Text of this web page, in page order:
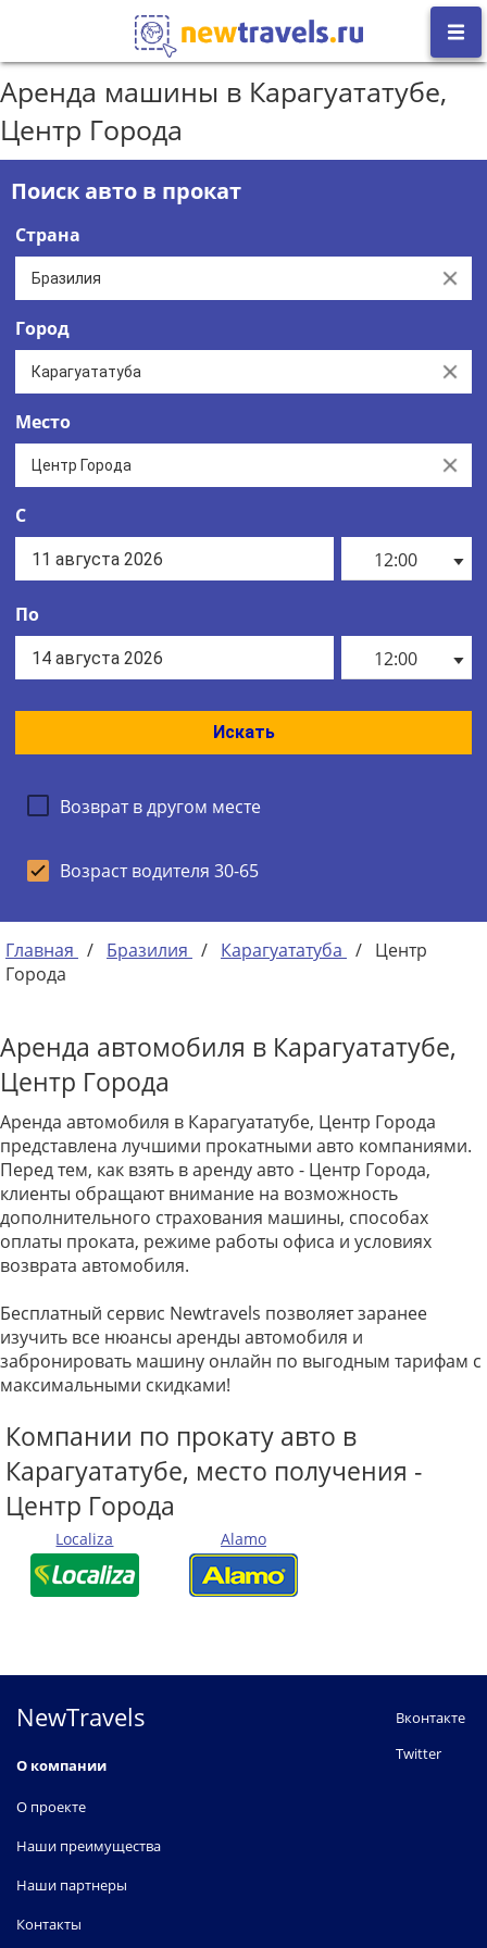
Аренда машины в Карагуататубе,
Центр Города
Поиск авто в прокат
Страна
Clear
Город
Clear
Место
Clear
С
12:00
По
12:00
Искать
Возврат в другом месте
Возраст водителя 30-65
Главная / Бразилия / Карагуататуба / Центр
Города
Аренда автомобиля в Карагуататубе,
Центр Города
Аренда автомобиля в Карагуататубе, Центр Города
представлена лучшими прокатными авто компаниями.
Перед тем, как взять в аренду авто - Центр Города,
клиенты обращают внимание на возможность
дополнительного страхования машины, способах
оплаты проката, режиме работы офиса и условиях
возврата автомобиля.
Бесплатный сервис Newtravels позволяет заранее
изучить все нюансы аренды автомобиля и
забронировать машину онлайн по выгодным тарифам с
максимальными скидками!
Компании по прокату авто в
Карагуататубе, место получения -
Центр Города
Localiza Alamo
NewTravels
О компании
О проекте
Наши преимущества
Наши партнеры
Контакты
Вконтакте
Twitter